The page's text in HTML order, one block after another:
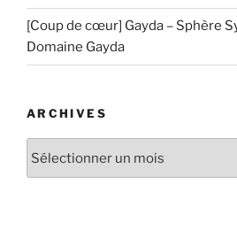
[Coup de cœur] Gayda – Sphère
Domaine Gayda
ARCHIVES